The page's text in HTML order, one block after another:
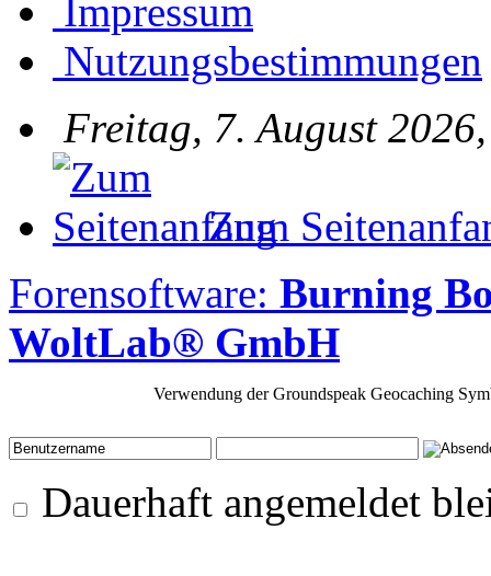
Impressum
Nutzungsbestimmungen
Freitag, 7. August
Zum
Forensoftware: Burning
WoltLab® GmbH
Verwendung der Groundspeak Geocaching
Dauerhaft angemeldet